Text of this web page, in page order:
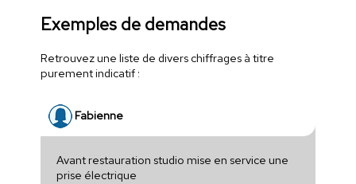
Exemples de demandes
Retrouvez une liste de divers chiffrages à titre
purement indicatif :
Fabienne
Avant restauration studio mise en service une
prise électrique